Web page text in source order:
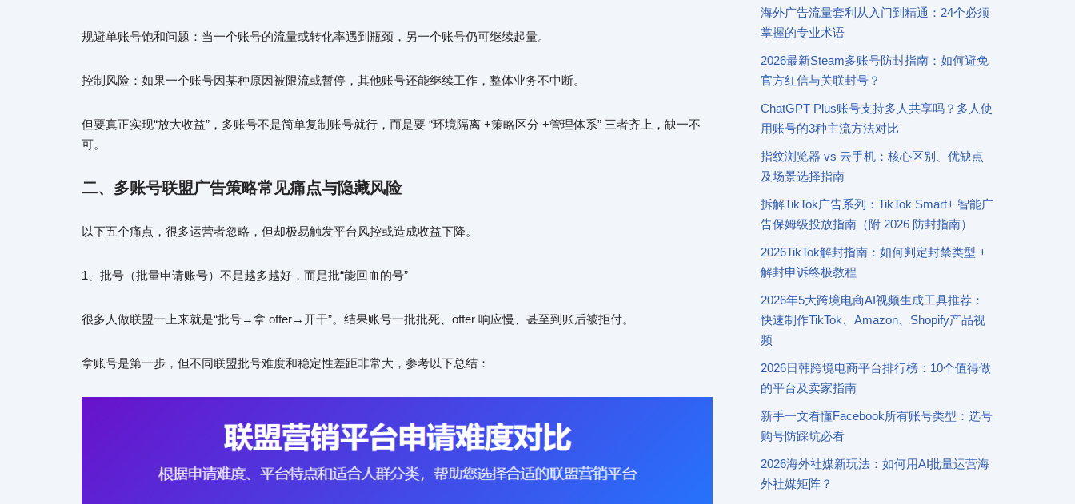
规避单账号饱和问题：当一个账号的流量或转化率遇到瓶颈，另一个账号仍可继续起量。
控制风险：如果一个账号因某种原因被限流或暂停，其他账号还能继续工作，整体业务不中断。
但要真正实现“放大收益”，多账号不是简单复制账号就行，而是要 “环境隔离 +策略区分 +管理体系” 三者齐上，缺一不
可。
二、多账号联盟广告策略常见痛点与隐藏风险
以下五个痛点，很多运营者忽略，但却极易触发平台风控或造成收益下降。
1、批号（批量申请账号）不是越多越好，而是批“能回血的号”
很多人做联盟一上来就是“批号→拿 offer→开干”。结果账号一批批死、offer 响应慢、甚至到账后被拒付。
拿账号是第一步，但不同联盟批号难度和稳定性差距非常大，参考以下总结：
海外广告流量套利从入门到精通：24个必须
掌握的专业术语
2026最新Steam多账号防封指南：如何避免
官方红信与关联封号？
ChatGPT Plus账号支持多人共享吗？多人使
用账号的3种主流方法对比
指纹浏览器 vs 云手机：核心区别、优缺点
及场景选择指南
拆解TikTok广告系列：TikTok Smart+ 智能广
告保姆级投放指南（附 2026 防封指南）
2026TikTok解封指南：如何判定封禁类型 +
解封申诉终极教程
2026年5大跨境电商AI视频生成工具推荐：
快速制作TikTok、Amazon、Shopify产品视
频
2026日韩跨境电商平台排行榜：10个值得做
的平台及卖家指南
新手一文看懂Facebook所有账号类型：选号
购号防踩坑必看
2026海外社媒新玩法：如何用AI批量运营海
外社媒矩阵？